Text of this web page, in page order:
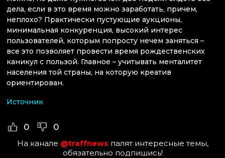
дела, если в это время можно заработать, причем,
неплохо? Практически пустующие аукционы,
минимальная конкуренция, высокий интерес
пользователей, которым попросту нечем заняться –
все это позволяет провести время рождественских
каникул с пользой. Главное – учитывать менталитет
населения той страны, на которую креатив
ориентирован.
Источник
0 0
На канале @traffnews палят интересные темы,
обязательно подпишись!